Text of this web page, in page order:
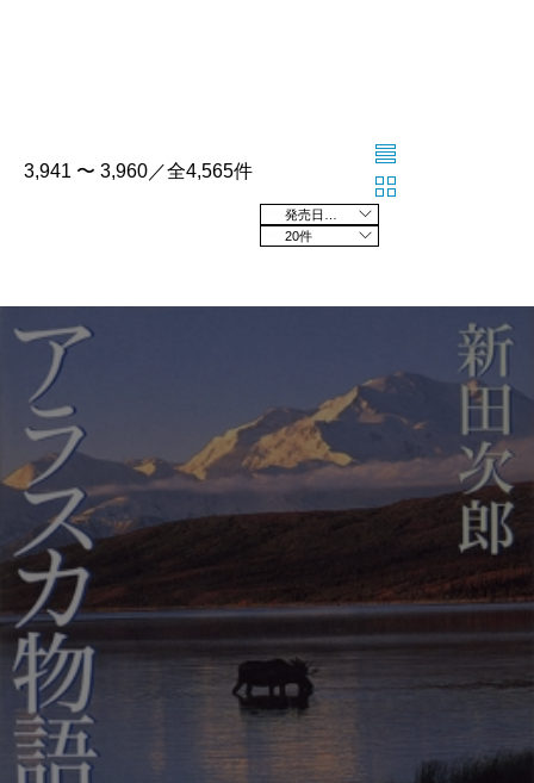
3,941 〜 3,960／全4,565件
20件